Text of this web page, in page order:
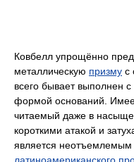
Ковбелл упрощённо
металлическую призму с
всего бывает выполнен
формой оснований.
читаемый даже в
короткими атакой и
является